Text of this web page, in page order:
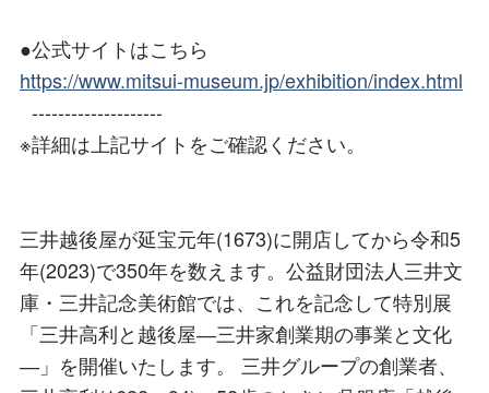
●公式サイトはこちら
https://www.mitsui-museum.jp/exhibition/index.html
--------------------
※詳細は上記サイトをご確認ください。
三井越後屋が延宝元年(1673)に開店してから令和5
年(2023)で350年を数えます。公益財団法人三井文
庫・三井記念美術館では、これを記念して特別展
「三井高利と越後屋―三井家創業期の事業と文化
―」を開催いたします。 三井グループの創業者、